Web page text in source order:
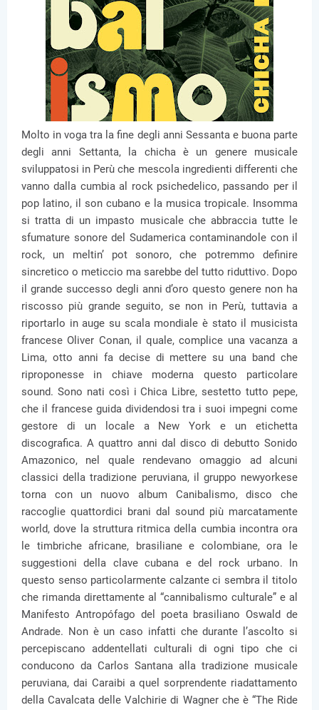
Molto in voga tra la fine degli anni Sessanta e buona parte
degli anni Settanta, la chicha è un genere musicale
sviluppatosi in Perù che mescola ingredienti differenti che
vanno dalla cumbia al rock psichedelico, passando per il
pop latino, il son cubano e la musica tropicale. Insomma
si tratta di un impasto musicale che abbraccia tutte le
sfumature sonore del Sudamerica contaminandole con il
rock, un meltin’ pot sonoro, che potremmo definire
sincretico o meticcio ma sarebbe del tutto riduttivo. Dopo
il grande successo degli anni d’oro questo genere non ha
riscosso più grande seguito, se non in Perù, tuttavia a
riportarlo in auge su scala mondiale è stato il musicista
francese Oliver Conan, il quale, complice una vacanza a
Lima, otto anni fa decise di mettere su una band che
riproponesse in chiave moderna questo particolare
sound. Sono nati così i Chica Libre, sestetto tutto pepe,
che il francese guida dividendosi tra i suoi impegni come
gestore di un locale a New York e un etichetta
discografica. A quattro anni dal disco di debutto Sonido
Amazonico, nel quale rendevano omaggio ad alcuni
classici della tradizione peruviana, il gruppo newyorkese
torna con un nuovo album Canibalismo, disco che
raccoglie quattordici brani dal sound più marcatamente
world, dove la struttura ritmica della cumbia incontra ora
le timbriche africane, brasiliane e colombiane, ora le
suggestioni della clave cubana e del rock urbano. In
questo senso particolarmente calzante ci sembra il titolo
che rimanda direttamente al “cannibalismo culturale” e al
Manifesto Antropófago del poeta brasiliano Oswald de
Andrade. Non è un caso infatti che durante l’ascolto si
percepiscano addentellati culturali di ogni tipo che ci
conducono da Carlos Santana alla tradizione musicale
peruviana, dai Caraibi a quel sorprendente riadattamento
della Cavalcata delle Valchirie di Wagner che è “The Ride